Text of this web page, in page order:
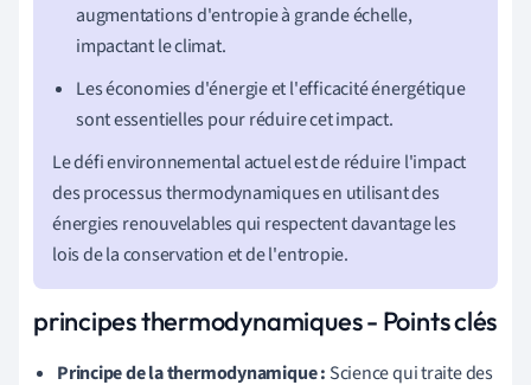
augmentations d'entropie à grande échelle,
impactant le climat.
Les économies d'énergie et l'efficacité énergétique
sont essentielles pour réduire cet impact.
Le défi environnemental actuel est de réduire l'impact
des processus thermodynamiques en utilisant des
énergies renouvelables qui respectent davantage les
lois de la conservation et de l'entropie.
principes thermodynamiques - Points clés
Principe de la thermodynamique : Science qui traite des